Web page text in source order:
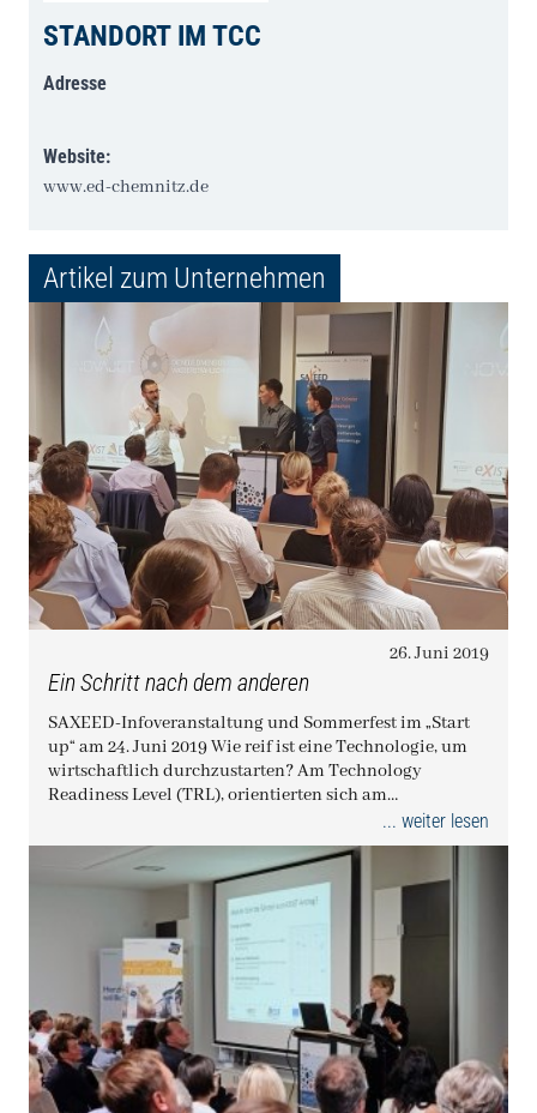
STANDORT IM TCC
Adresse
Website:
www.ed-chemnitz.de
Artikel zum Unternehmen
26. Juni 2019
Ein Schritt nach dem anderen
SAXEED-Infoveranstaltung und Sommerfest im „Start
up“ am 24. Juni 2019 Wie reif ist eine Technologie, um
wirtschaftlich durchzustarten? Am Technology
Readiness Level (TRL), orientierten sich am…
... weiter lesen